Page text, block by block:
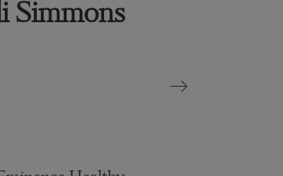
Simmons